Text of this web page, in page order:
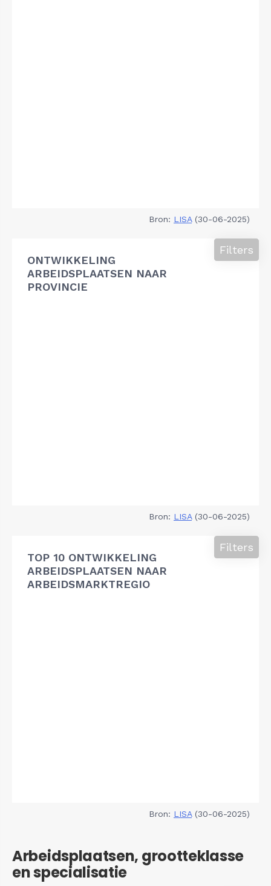
Bron: LISA(30-06-2025)
ONTWIKKELING
ARBEIDSPLAATSEN NAAR
PROVINCIE
Filters
Bron: LISA(30-06-2025)
TOP 10 ONTWIKKELING
ARBEIDSPLAATSEN NAAR
ARBEIDSMARKTREGIO
Filters
Bron: LISA(30-06-2025)
Arbeidsplaatsen, grootteklasse
en specialisatie